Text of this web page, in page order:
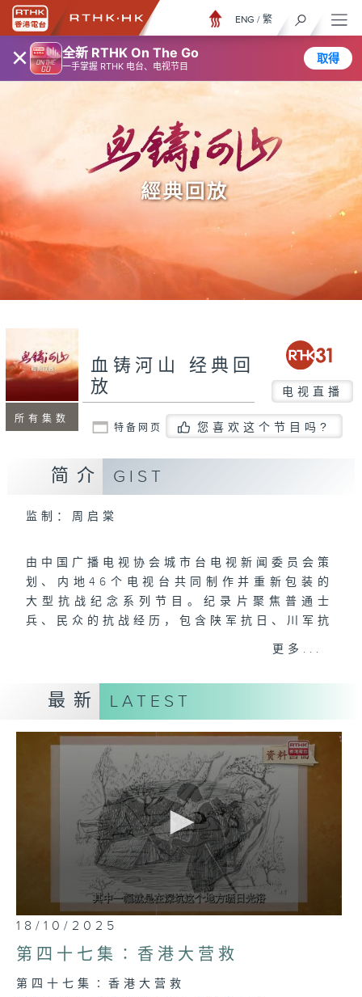
× 全新 RTHK On The Go
一手掌握 RTHK 电台、电视节目
取得
ENG / 繁
所有集数
血铸河山 经典回
放
电视直播
特备网页 您喜欢这个节目吗?
简介 GIST
监制：周启棠
由中国广播电视协会城市台电视新闻委员会策
划、内地46个电视台共同制作并重新包装的
大型抗战纪念系列节目。纪录片聚焦普通士
兵、民众的抗战经历，包含陕军抗日、川军抗
战等地方事迹。采用双时空叙事结构，通过历
香港电台于8月27日至9月26日，星期一至
五，中午1200-1300，每日两集，31台播
更多...
最新 LATEST
0
seconds
of
30
7
18/10/2025
第四十七集∶香港大营救
第四十七集∶香港大营救